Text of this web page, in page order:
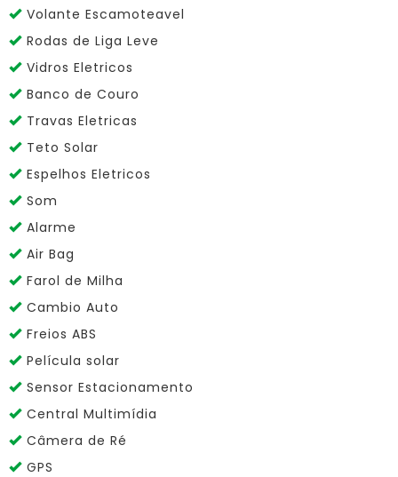
Volante Escamoteavel
Rodas de Liga Leve
Vidros Eletricos
Banco de Couro
Travas Eletricas
Teto Solar
Espelhos Eletricos
Som
Alarme
Air Bag
Farol de Milha
Cambio Auto
Freios ABS
Película solar
Sensor Estacionamento
Central Multimídia
Câmera de Ré
GPS